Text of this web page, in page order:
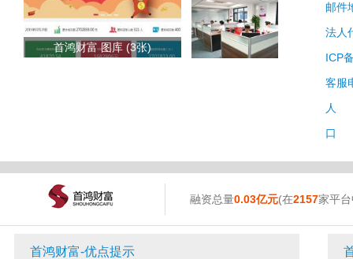
首鸿财富 图库 (3张)
邮件
法人
ICP
客服
人
口
融资总量0.03亿元(在2157家平
首鸿财富-优点提示